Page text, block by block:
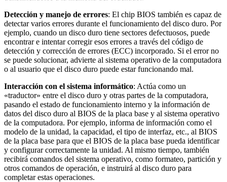
Detección y manejo de errores: El chip BIOS también es capaz de
detectar varios errores durante el funcionamiento del disco duro. Por
ejemplo, cuando un disco duro tiene sectores defectuosos, puede
encontrar e intentar corregir esos errores a través del código de
detección y corrección de errores (ECC) incorporado. Si el error no
se puede solucionar, advierte al sistema operativo de la computadora
o al usuario que el disco duro puede estar funcionando mal.
Interacción con el sistema informático: Actúa como un
«traductor» entre el disco duro y otras partes de la computadora,
pasando el estado de funcionamiento interno y la información de
datos del disco duro al BIOS de la placa base y al sistema operativo
de la computadora. Por ejemplo, informa de información como el
modelo de la unidad, la capacidad, el tipo de interfaz, etc., al BIOS
de la placa base para que el BIOS de la placa base pueda identificar
y configurar correctamente la unidad. Al mismo tiempo, también
recibirá comandos del sistema operativo, como formateo, partición y
otros comandos de operación, e instruirá al disco duro para
completar estas operaciones.